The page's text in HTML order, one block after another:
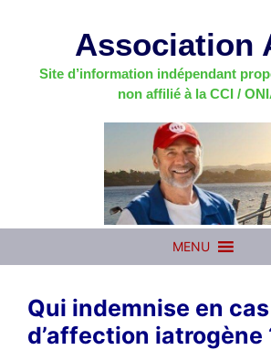
Association
Site d’information indépendant
non affilié à la CCI /
MENU
Qui indemnise en cas
d’affection iatrogène